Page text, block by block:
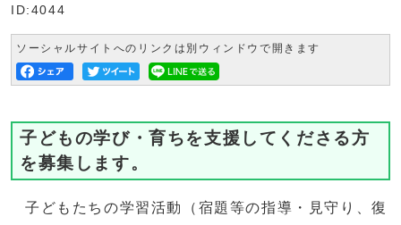
ID:4044
ソーシャルサイトへのリンクは別ウィンドウで開きます
子どもの学び・育ちを支援してくださる方
を募集します。
子どもたちの学習活動（宿題等の指導・見守り、復